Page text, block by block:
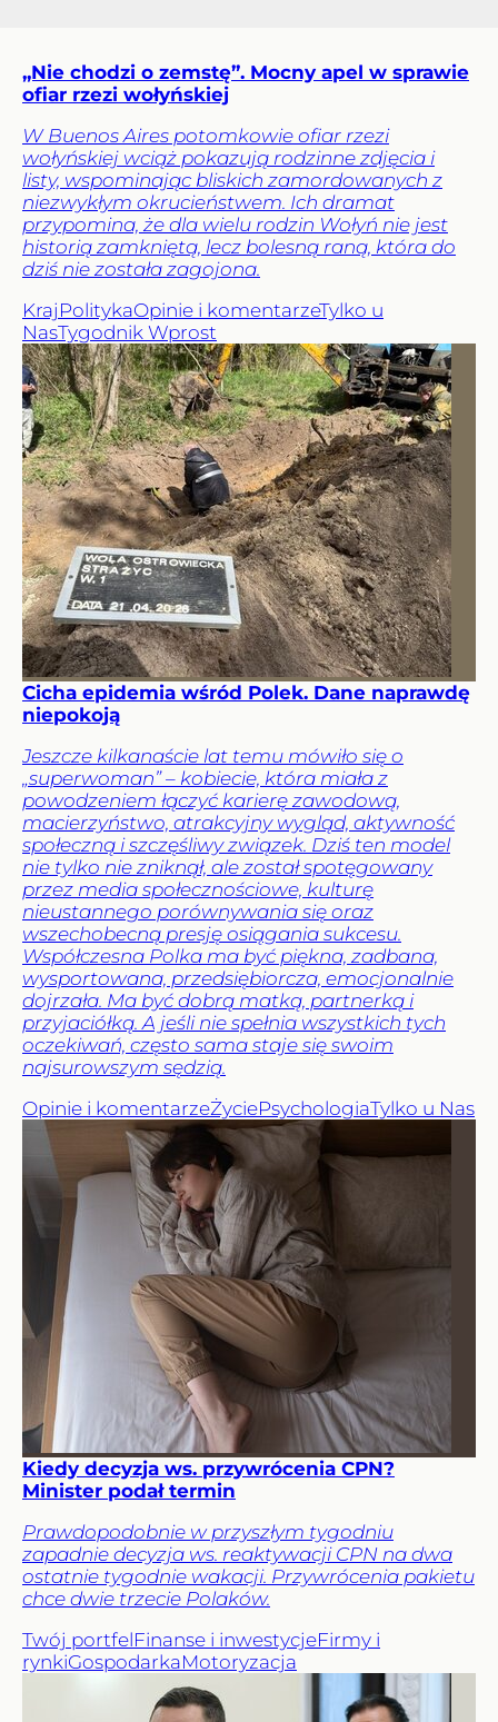
„Nie chodzi o zemstę”. Mocny apel w sprawie
ofiar rzezi wołyńskiej
W Buenos Aires potomkowie ofiar rzezi
wołyńskiej wciąż pokazują rodzinne zdjęcia i
listy, wspominając bliskich zamordowanych z
niezwykłym okrucieństwem. Ich dramat
przypomina, że dla wielu rodzin Wołyń nie jest
historią zamkniętą, lecz bolesną raną, która do
dziś nie została zagojona.
Kraj PolitykaOpinie i komentarzeTylko u
NasTygodnik Wprost
Cicha epidemia wśród Polek. Dane naprawdę
niepokoją
Jeszcze kilkanaście lat temu mówiło się o
„superwoman” – kobiecie, która miała z
powodzeniem łączyć karierę zawodową,
macierzyństwo, atrakcyjny wygląd, aktywność
społeczną i szczęśliwy związek. Dziś ten model
nie tylko nie zniknął, ale został spotęgowany
przez media społecznościowe, kulturę
nieustannego porównywania się oraz
wszechobecną presję osiągania sukcesu.
Współczesna Polka ma być piękna, zadbana,
wysportowana, przedsiębiorcza, emocjonalnie
dojrzała. Ma być dobrą matką, partnerką i
przyjaciółką. A jeśli nie spełnia wszystkich tych
oczekiwań, często sama staje się swoim
najsurowszym sędzią.
Opinie i komentarzeŻyciePsychologiaTylko u Nas
Kiedy decyzja ws. przywrócenia CPN?
Minister podał termin
Prawdopodobnie w przyszłym tygodniu
zapadnie decyzja ws. reaktywacji CPN na dwa
ostatnie tygodnie wakacji. Przywrócenia pakietu
chce dwie trzecie Polaków.
Twój portfelFinanse i inwestycjeFirmy i
rynkiGospodarkaMotoryzacja